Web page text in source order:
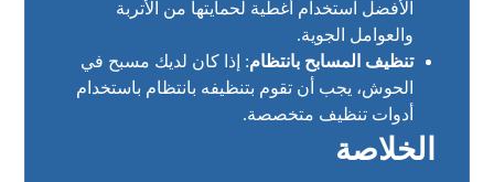
الأفضل استخدام أغطية لحمايتها من الأتربة
والعوامل الجوية.
تنظيف المسابح بانتظام: إذا كان لديك مسبح في
الحوش، يجب أن تقوم بتنظيفه بانتظام باستخدام
أدوات تنظيف متخصصة.
الخلاصة